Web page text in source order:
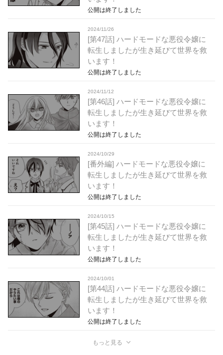
公開は終了しました
2024/11/26
[第47話] ハードモードな悪役令嬢に
転生しましたが生き延びて世界を救
います！
公開は終了しました
2024/11/12
[第46話] ハードモードな悪役令嬢に
転生しましたが生き延びて世界を救
います！
公開は終了しました
2024/10/29
[番外編] ハードモードな悪役令嬢に
転生しましたが生き延びて世界を救
います！
公開は終了しました
2024/10/15
[第45話] ハードモードな悪役令嬢に
転生しましたが生き延びて世界を救
います！
公開は終了しました
2024/10/01
[第44話] ハードモードな悪役令嬢に
転生しましたが生き延びて世界を救
います！
公開は終了しました
もっと見る